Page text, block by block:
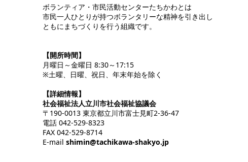
ボランティア・市民活動センターたちかわとは
市民一人ひとりが持つボランタリーな精神を引き出し
ともにまちづくりを行う組織です。
【開所時間】
月曜日～金曜日 8:30～17:15
※土曜、日曜、祝日、年末年始を除く
【詳細情報】
社会福祉法人立川市社会福祉協議会
〒190-0013 東京都立川市富士見町2-36-47
電話 042-529-8323
FAX 042-529-8714
E-mail shimin@tachikawa-shakyo.jp